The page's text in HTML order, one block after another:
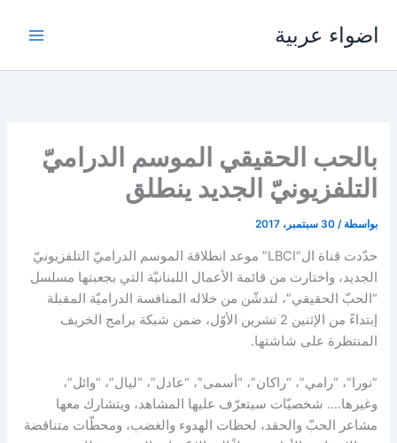
اضواء عربية
بالحب الحقيقي الموسم الدراميّ
التلفزيونيّ الجديد ينطلق
بواسطة /30 سبتمبر، 2017
حدّدت قناة ال”LBCI” موعد انطلاقة الموسم الدراميّ التلفزيونيّ
الجديد، واختارت من قائمة الأعمال اللبنانيّة التي بجعبتها مسلسل
“الحبّ الحقيقي”، لتدشّن من خلاله المنافسة الدراميّة المقبلة
إبتداءً من الإثنين 2 تشرين الأوّل، ضمن شبكة برامج الخريف
المنتظرة على شاشتها.
“نورا”، “رامي”، “راكان”، “أسمى”، “عادل”، “ليال”، “وائل”،
وغيرها…. شخصيّات سيتعرّف عليها المشاهد، ويتشارك معها
مشاعر الحبّ والحقد، لحظات الهدوء والغضب، ومحطّات متناقضة